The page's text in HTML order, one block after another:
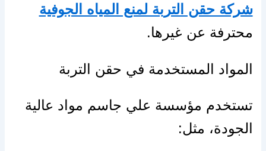
شركة حقن التربة لمنع المياه الجوفية
محترفة عن غيرها.
المواد المستخدمة في حقن التربة
تستخدم مؤسسة علي جاسم مواد عالية
الجودة، مثل: